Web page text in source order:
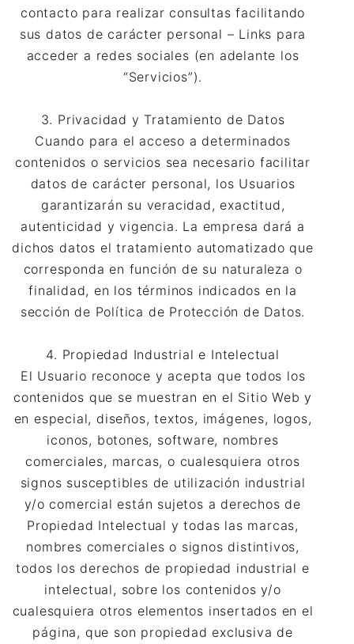
contacto para realizar consultas facilitando
sus datos de carácter personal – Links para
acceder a redes sociales (en adelante los
“Servicios”).
3. Privacidad y Tratamiento de Datos
Cuando para el acceso a determinados
contenidos o servicios sea necesario facilitar
datos de carácter personal, los Usuarios
garantizarán su veracidad, exactitud,
autenticidad y vigencia. La empresa dará a
dichos datos el tratamiento automatizado que
corresponda en función de su naturaleza o
finalidad, en los términos indicados en la
sección de Política de Protección de Datos.
4. Propiedad Industrial e Intelectual
El Usuario reconoce y acepta que todos los
contenidos que se muestran en el Sitio Web y
en especial, diseños, textos, imágenes, logos,
iconos, botones, software, nombres
comerciales, marcas, o cualesquiera otros
signos susceptibles de utilización industrial
y/o comercial están sujetos a derechos de
Propiedad Intelectual y todas las marcas,
nombres comerciales o signos distintivos,
todos los derechos de propiedad industrial e
intelectual, sobre los contenidos y/o
cualesquiera otros elementos insertados en el
página, que son propiedad exclusiva de